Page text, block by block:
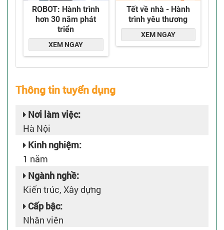
Thông tin tuyển dụng
Nơi làm việc:
Hà Nội
Kinh nghiệm:
1 năm
Ngành nghề:
Kiến trúc, Xây dựng
Cấp bậc:
Nhân viên